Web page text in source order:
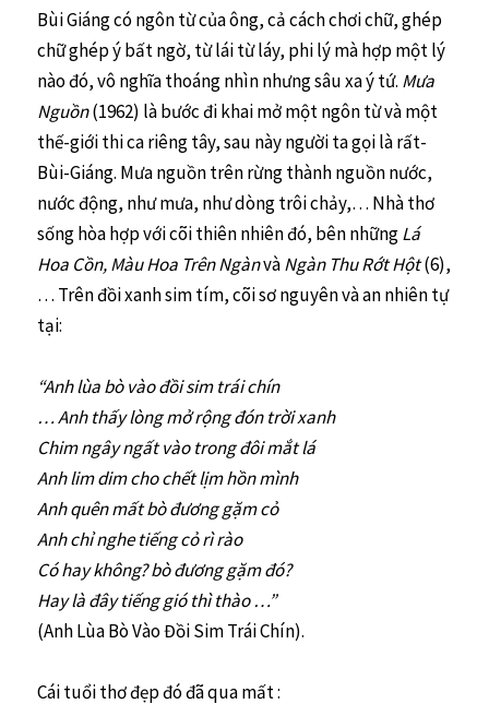
Bùi Giáng có ngôn từ của ông, cả cách chơi chữ, ghép
chữ ghép ý bất ngờ, từ lái từ láy, phi lý mà hợp một lý
nào đó, vô nghĩa thoáng nhìn nhưng sâu xa ý tứ. Mưa
Nguồn(1962) là bước đi khai mở một ngôn từ và một
thế-giới thi ca riêng tây, sau này người ta gọi là rất-
Bùi-Giáng. Mưa nguồn trên rừng thành nguồn nước,
nước động, như mưa, như dòng trôi chảy,… Nhà thơ
sống hòa hợp với cõi thiên nhiên đó, bên nhữngLá
Hoa Cồn, Màu Hoa Trên NgànvàNgàn Thu Rớt Hột(6),
… Trên đồi xanh sim tím, cõi sơ nguyên và an nhiên tự
tại:
“Anh lùa bò vào đồi sim trái chín
… Anh thấy lòng mở rộng đón trời xanh
Chim ngây ngất vào trong đôi mắt lá
Anh lim dim cho chết lịm hồn mình
Anh quên mất bò đương gặm cỏ
Anh chỉ nghe tiếng cỏ rì rào
Có hay không? bò đương gặm đó?
Hay là đây tiếng gió thì thào …”
(Anh Lùa Bò Vào Đồi Sim Trái Chín).
Cái tuổi thơ đẹp đó đã qua mất :